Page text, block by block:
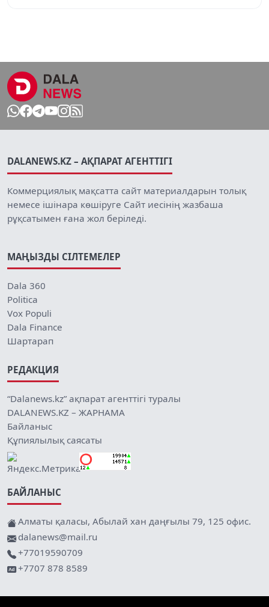
DALANEWS.KZ – АҚПАРАТ АГЕНТТІГІ
Коммерциялық мақсатта сайт материалдарын толық
немесе ішінара көшіруге Сайт иесінің жазбаша
рұқсатымен ғана жол беріледі.
МАҢЫЗДЫ СІЛТЕМЕЛЕР
Dala 360
Politica
Vox Populi
Dala Finance
Шартарап
РЕДАКЦИЯ
“Dalanews.kz” ақпарат агенттігі туралы
DALANEWS.KZ – ЖАРНАМА
Байланыс
Құпиялылық саясаты
БАЙЛАНЫС
Алматы қаласы, Абылай хан даңғылы 79, 125 офис.
dalanews@mail.ru
+77019590709
+7707 878 8589